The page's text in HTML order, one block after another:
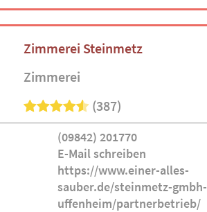
Zimmerei Steinmetz
Zimmerei
(387)
(09842) 201770
E-Mail schreiben
https://www.einer-alles-
sauber.de/steinmetz-gmbh-
uffenheim/partnerbetrieb/